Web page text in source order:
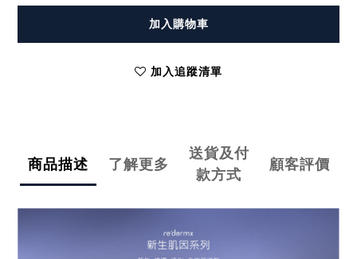
加入購物車
加入追蹤清單
商品描述 了解更多
送貨及付
款方式
顧客評價